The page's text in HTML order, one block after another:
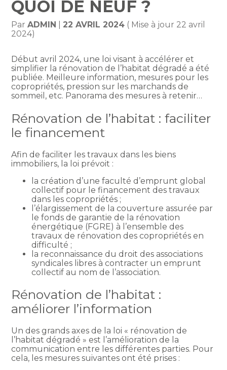
QUOI DE NEUF ?
ParADMIN 22 AVRIL 2024 ( Mise à jour 22 avril
2024)
Début avril 2024, une loi visant à accélérer et
simplifier la rénovation de l’habitat dégradé a été
publiée. Meilleure information, mesures pour les
copropriétés, pression sur les marchands de
sommeil, etc. Panorama des mesures à retenir…
Rénovation de l’habitat : faciliter
le financement
Afin de faciliter les travaux dans les biens
immobiliers, la loi prévoit :
la création d’une faculté d’emprunt global
collectif pour le financement des travaux
dans les copropriétés ;
l’élargissement de la couverture assurée par
le fonds de garantie de la rénovation
énergétique (FGRE) à l’ensemble des
travaux de rénovation des copropriétés en
difficulté ;
la reconnaissance du droit des associations
syndicales libres à contracter un emprunt
collectif au nom de l’association.
Rénovation de l’habitat :
améliorer l’information
Un des grands axes de la loi « rénovation de
l’habitat dégradé » est l’amélioration de la
communication entre les différentes parties. Pour
cela, les mesures suivantes ont été prises :